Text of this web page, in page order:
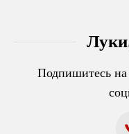
Подпишитесь